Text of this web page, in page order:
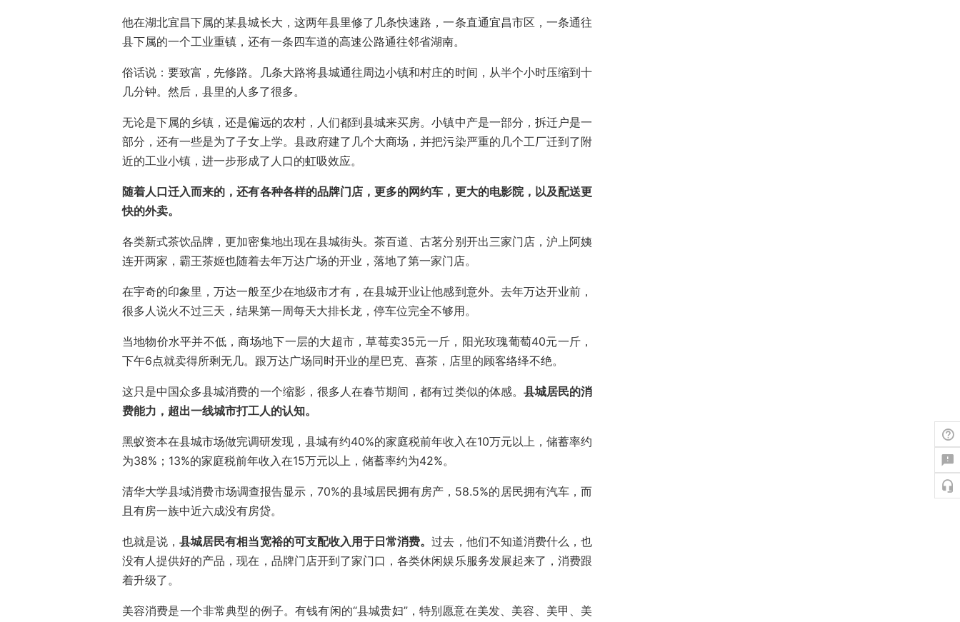
他在湖北宜昌下属的某县城长大，这两年县里修了几条快速路，一条直通宜昌市区，一条通往
县下属的一个工业重镇，还有一条四车道的高速公路通往邻省湖南。
俗话说：要致富，先修路。几条大路将县城通往周边小镇和村庄的时间，从半个小时压缩到十
几分钟。然后，县里的人多了很多。
无论是下属的乡镇，还是偏远的农村，人们都到县城来买房。小镇中产是一部分，拆迁户是一
部分，还有一些是为了子女上学。县政府建了几个大商场，并把污染严重的几个工厂迁到了附
近的工业小镇，进一步形成了人口的虹吸效应。
随着人口迁入而来的，还有各种各样的品牌门店，更多的网约车，更大的电影院，以及配送更
快的外卖。
各类新式茶饮品牌，更加密集地出现在县城街头。茶百道、古茗分别开出三家门店，沪上阿姨
连开两家，霸王茶姬也随着去年万达广场的开业，落地了第一家门店。
在宇奇的印象里，万达一般至少在地级市才有，在县城开业让他感到意外。去年万达开业前，
很多人说火不过三天，结果第一周每天大排长龙，停车位完全不够用。
当地物价水平并不低，商场地下一层的大超市，草莓卖35元一斤，阳光玫瑰葡萄40元一斤，
下午6点就卖得所剩无几。跟万达广场同时开业的星巴克、喜茶，店里的顾客络绎不绝。
这只是中国众多县城消费的一个缩影，很多人在春节期间，都有过类似的体感。 县城居民的消
费能力，超出一线城市打工人的认知。
黑蚁资本在县城市场做完调研发现，县城有约40%的家庭税前年收入在10万元以上，储蓄率约
为38%；13%的家庭税前年收入在15万元以上，储蓄率约为42%。
清华大学县域消费市场调查报告显示，70%的县域居民拥有房产，58.5%的居民拥有汽车，而
且有房一族中近六成没有房贷。
也就是说，县城居民有相当宽裕的可支配收入用于日常消费。过去，他们不知道消费什么，也
没有人提供好的产品，现在，品牌门店开到了家门口，各类休闲娱乐服务发展起来了，消费跟
着升级了。
美容消费是一个非常典型的例子。有钱有闲的“县城贵妇”，特别愿意在美发、美容、美甲、美